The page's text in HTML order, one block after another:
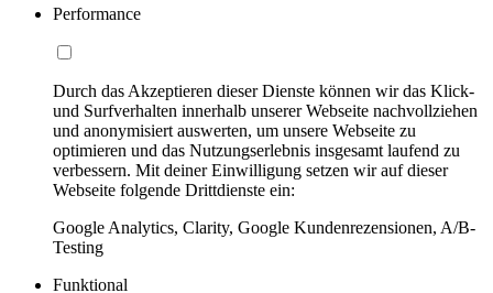
Performance
Durch das Akzeptieren dieser Dienste können wir das Klick-
und Surfverhalten innerhalb unserer Webseite nachvollziehen
und anonymisiert auswerten, um unsere Webseite zu
optimieren und das Nutzungserlebnis insgesamt laufend zu
verbessern. Mit deiner Einwilligung setzen wir auf dieser
Webseite folgende Drittdienste ein:
Google Analytics, Clarity, Google Kundenrezensionen, A/B-
Testing
Funktional